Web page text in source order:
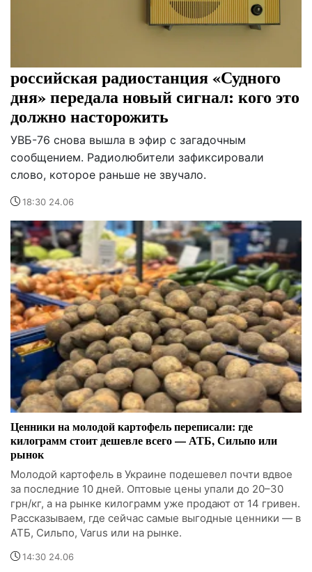
российская радиостанция «Судного
дня» передала новый сигнал: кого это
должно насторожить
УВБ-76 снова вышла в эфир с загадочным
сообщением. Радиолюбители зафиксировали
слово, которое раньше не звучало.
18:30 24.06
Ценники на молодой картофель переписали: где
килограмм стоит дешевле всего — АТБ, Сильпо или
рынок
Молодой картофель в Украине подешевел почти вдвое
за последние 10 дней. Оптовые цены упали до 20–30
грн/кг, а на рынке килограмм уже продают от 14 гривен.
Рассказываем, где сейчас самые выгодные ценники — в
АТБ, Сильпо, Varus или на рынке.
14:30 24.06